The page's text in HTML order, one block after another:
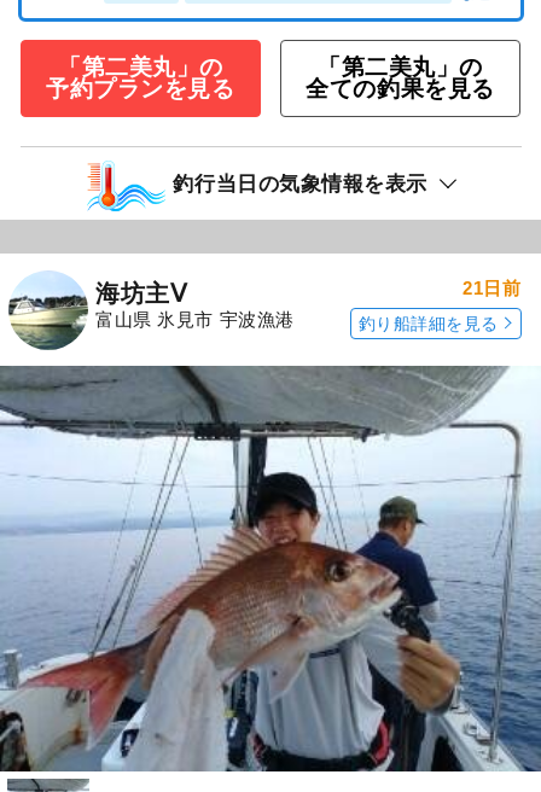
「第二美丸」の
予約プランを見る
「第二美丸」の
全ての釣果を見る
釣行当日の気象情報を表示
海坊主Ⅴ
富山県 氷見市 宇波漁港
21日前
釣り船詳細を見る